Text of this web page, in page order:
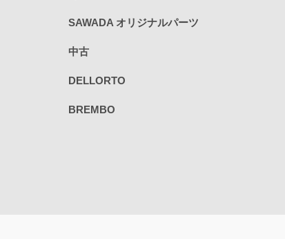
SAWADA オリジナルパーツ
中古
DELLORTO
BREMBO